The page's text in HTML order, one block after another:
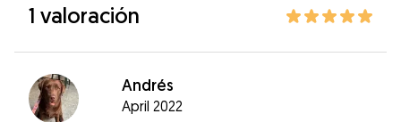
1 valoración
Andrés
April 2022